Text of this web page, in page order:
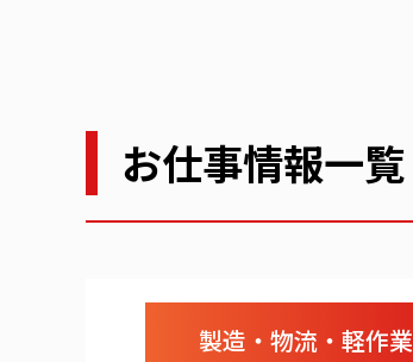
お仕事情報一覧
製造・物流・軽作